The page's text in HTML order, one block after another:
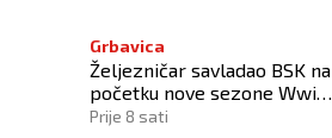
Grbavica
Željezničar savladao BSK na
početku nove sezone Wwin
lige BiH
Prije 8 sati